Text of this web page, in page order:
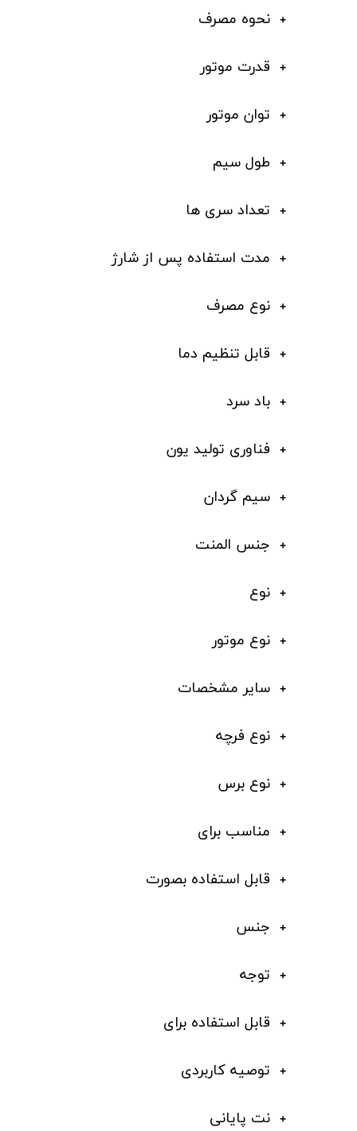
نحوه مصرف
قدرت موتور
توان موتور
طول سیم
تعداد سری ها
مدت استفاده پس از شارژ
نوع مصرف
قابل تنظیم دما
باد سرد
فناوری تولید یون
سیم گردان
جنس المنت
نوع
نوع موتور
سایر مشخصات
نوع فرچه
نوع برس
مناسب برای
قابل استفاده بصورت
جنس
توجه
قابل استفاده برای
توصیه کاربردی
نت پایانی